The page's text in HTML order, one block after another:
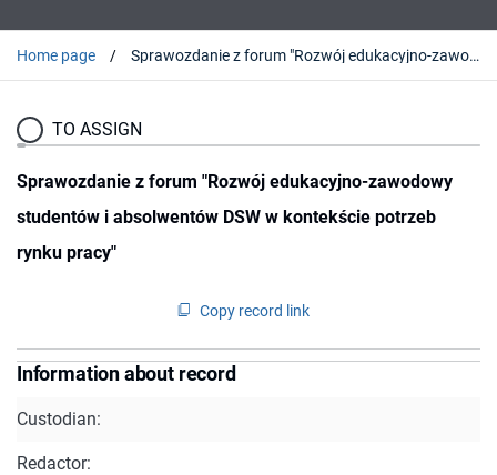
Home page Sprawozdanie z forum "Rozwój edukacyjno-zawodowy studentów i absolwentów DSW w kontekście potrzeb rynku pracy"
TO ASSIGN
Sprawozdanie z forum "Rozwój edukacyjno-zawodowy
studentów i absolwentów DSW w kontekście potrzeb
rynku pracy"
Copy record link
Information about record
Custodian:
Redactor: